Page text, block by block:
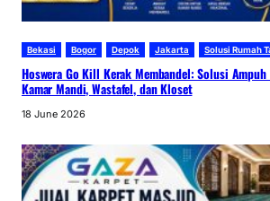
Bekasi Bogor Depok Jakarta Solusi Rumah
Hoswera Go Kill Kerak Membandel: Solusi
Kamar Mandi, Wastafel, dan Kloset
18 June 2026